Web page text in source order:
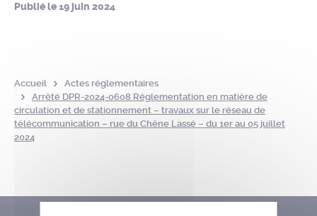
Publié le19 juin 2024
Accueil
Actes réglementaires
Arrêté DPR-2024-0608 Réglementation en matière de
circulation et de stationnement – travaux sur le réseau de
télécommunication – rue du Chêne Lassé – du 1er au 05 juillet
2024